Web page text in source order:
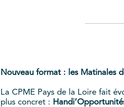
Nouveau format : les Matinales
La CPME Pays de la Loire fait
plus concret :